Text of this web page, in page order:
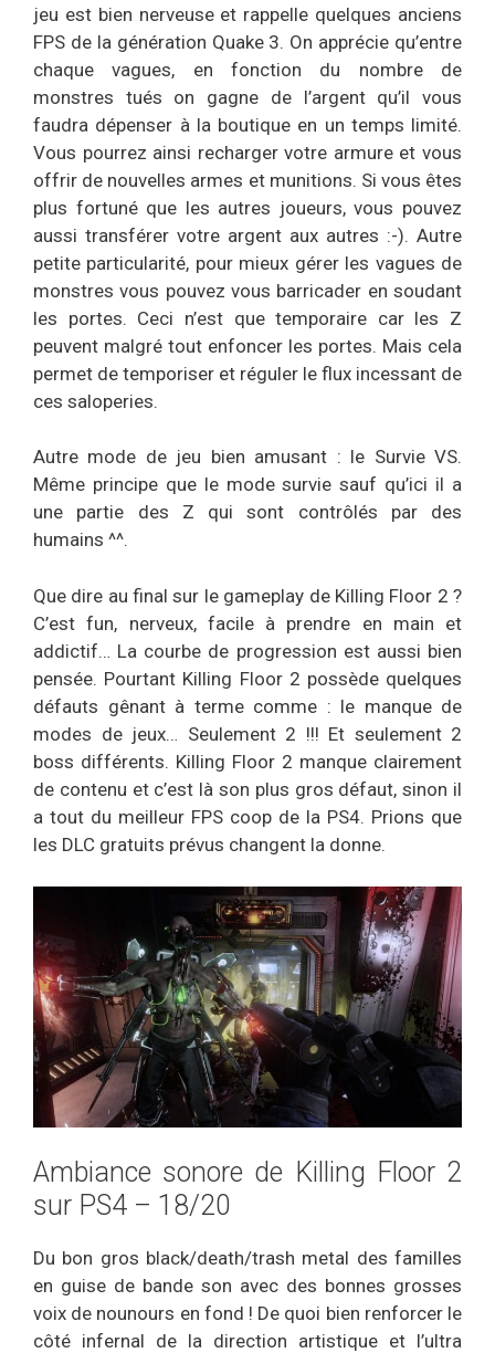
jeu est bien nerveuse et rappelle quelques anciens
FPS de la génération Quake 3. On apprécie qu’entre
chaque vagues, en fonction du nombre de
monstres tués on gagne de l’argent qu’il vous
faudra dépenser à la boutique en un temps limité.
Vous pourrez ainsi recharger votre armure et vous
offrir de nouvelles armes et munitions. Si vous êtes
plus fortuné que les autres joueurs, vous pouvez
aussi transférer votre argent aux autres :-). Autre
petite particularité, pour mieux gérer les vagues de
monstres vous pouvez vous barricader en soudant
les portes. Ceci n’est que temporaire car les Z
peuvent malgré tout enfoncer les portes. Mais cela
permet de temporiser et réguler le flux incessant de
ces saloperies.
Autre mode de jeu bien amusant : le Survie VS.
Même principe que le mode survie sauf qu’ici il a
une partie des Z qui sont contrôlés par des
humains ^^.
Que dire au final sur le gameplay de Killing Floor 2 ?
C’est fun, nerveux, facile à prendre en main et
addictif… La courbe de progression est aussi bien
pensée. Pourtant Killing Floor 2 possède quelques
défauts gênant à terme comme : le manque de
modes de jeux… Seulement 2 !!! Et seulement 2
boss différents. Killing Floor 2 manque clairement
de contenu et c’est là son plus gros défaut, sinon il
a tout du meilleur FPS coop de la PS4. Prions que
les DLC gratuits prévus changent la donne.
Ambiance sonore de Killing Floor 2
sur PS4 – 18/20
Du bon gros black/death/trash metal des familles
en guise de bande son avec des bonnes grosses
voix de nounours en fond ! De quoi bien renforcer le
côté infernal de la direction artistique et l’ultra